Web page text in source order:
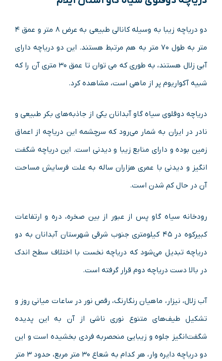
دو دریاچه زیبا به وسیله کانالی طبیعی به عرض ۸ متر و عمق ۴
متر به طول ۷۰ متر به هم مرتبط هستند. این دو دریاچه دارای
آبی زلال هستند، به طوری که می توان تا عمق ۳۰ متری آن را که
شبیه آکواریوم پر از ماهی است، مشاهده کرد.
دریاچه دوقلوی سیاه گاو آبدانان یکی از جاذبه‌های بکر طبیعی و
نادر در ایران به شمار می‌رود که سرچشمه این دریاچه از اعماق
زمین بوده و دارای منابع زیبا و دیدنی است. این دریاچه شگفت
انگیز و دیدنی با عمری هزاران ساله به علت فرسایش مساحت
آن در حال کم شدن است.
رودخانه سیاه گاو پس از عبور از بین صخره، دره و ارتفاعات
کبیرکوه در ۴۵ کیلومتری جنوب شرقی شهرستان آبدانان به دو
دریاچه تبدیل می‌شود که دریاچه نخست با اختلاف سطح اندک
در بالا دست دریاچه دوم قرار گرفته است.
آب زلال، نیزار، ماهیان رنگارنگ، رقص نور در ساعات میانی روز و
تشکیل طیف‌های متنوع نوری ناشی از آن به این پدیده
شگفت‌انگیز جلوه و زیبایی منحصربه فردی بخشیده است و این
دو دریاچه دایره وار، هر کدام به شعاع ۳۰ متر مربع، حدود ۳ متر